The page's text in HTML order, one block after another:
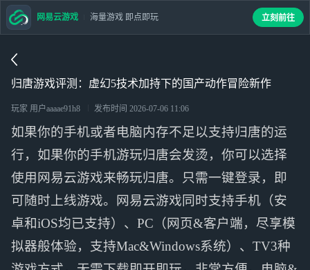
归唐游戏评测：虚幻5技术加持下的国产动作冒险新作
玩家 用户aaaae91h8 发布时间 2026-07-06 11:06
如果你的手机或者电脑内存不足以支持归唐的运
行，如果你的手机游玩归唐会发烫，你可以选择
使用网易云游戏来畅玩归唐。只需一键登录，即
可随时上线游戏。网易云游戏同时支持手机（安
卓和iOS均已支持）、PC（网页&客户端，尽享模
拟器般体验，支持Mac&Windows系统）、TV3种
网易云游戏 海量游戏 即点即玩 立刻前往